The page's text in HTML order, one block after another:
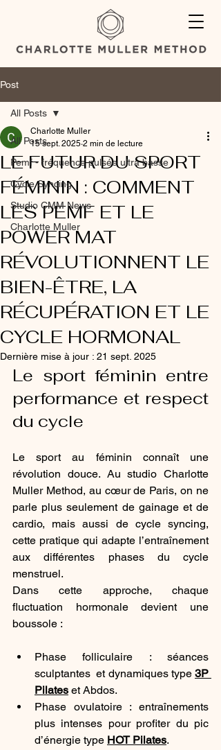
Post
All Posts
Pemf - fréquence pulsée ultra basse
Cycle Syncing
Studio CMM News
Charlotte Muller
All Posts
LE FUTUR DU SPORT
FÉMININ : COMMENT
LES PEMF ET LE
POWER MAT
RÉVOLUTIONNENT LE
BIEN-ÊTRE, LA
RÉCUPÉRATION ET LE
CYCLE HORMONAL
Charlotte Muller
15 sept. 2025 2 min de lecture
Dernière mise à jour : 21 sept. 2025
Le sport féminin entre
performance et respect
du cycle
Le sport au féminin connaît une
révolution douce. Au studio Charlotte
Muller Method, au cœur de Paris, on ne
parle plus seulement de gainage et de
cardio, mais aussi de cycle syncing,
cette pratique qui adapte l’entraînement
aux différentes phases du cycle
menstruel.
Dans cette approche, chaque
fluctuation hormonale devient une
boussole :
Phase folliculaire : séances
sculptantes  et dynamiques type 3P
Pilates et Abdos.
Phase ovulatoire : entraînements
plus intenses pour profiter du pic
d’énergie type HOT Pilates.